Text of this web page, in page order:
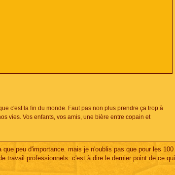
c'est la fin du monde. Faut pas non plus prendre ça trop à
vies. Vos enfants, vos amis, une bière entre copain et
peu d'importance. mais je n'oublis pas que pour les 100
travail professionnels. c'est à dire le dernier point de ce qui